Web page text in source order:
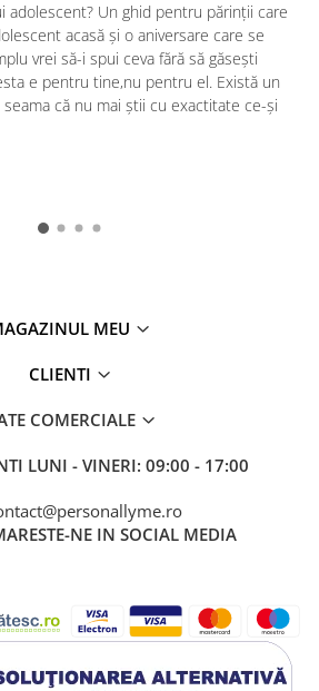
adolescent? Un ghid pentru părinții care
acasă și o aniversare care se
vrei să-i spui ceva fără să găsești
e pentru tine,nu pentru el. Există un
că nu mai știi cu exactitate ce-și
MEU
CLIENTI
COMERCIALE
LUNI - VINERI: 09:00 - 17:00
NE IN SOCIAL MEDIA